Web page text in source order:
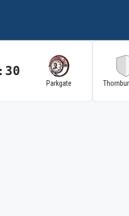
Parkgate